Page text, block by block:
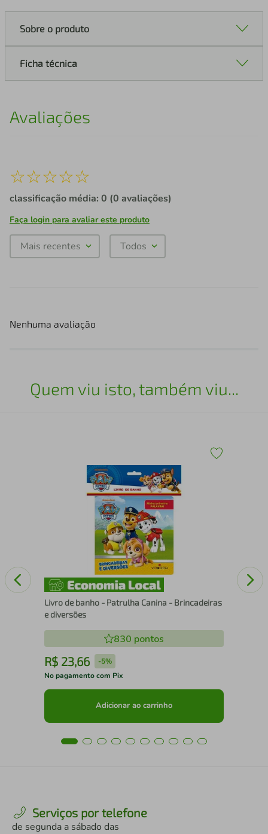
Sobre o produto
Ficha técnica
Avaliações
☆☆☆☆☆
classificação média: 0 (0 avaliações)
Faça login para avaliar este produto
Mais recentes Todos
Nenhuma avaliação
Quem viu isto, também viu...
Livro de banho - Patrulha Canina - Brincadeiras
e diversões
830 pontos
R$ 23,66 -5%
No pagamento com Pix
Adicionar ao carrinho
Serviços por telefone
de segunda a sábado das